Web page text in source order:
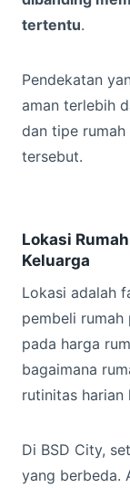
tertentu.
Pendekatan
aman terlebih
dan tipe
tersebut.
Lokasi
Keluarga
Lokasi adalah
pembeli
pada harga
bagaimana
rutinitas harian
Di BSD City,
yang berbeda.